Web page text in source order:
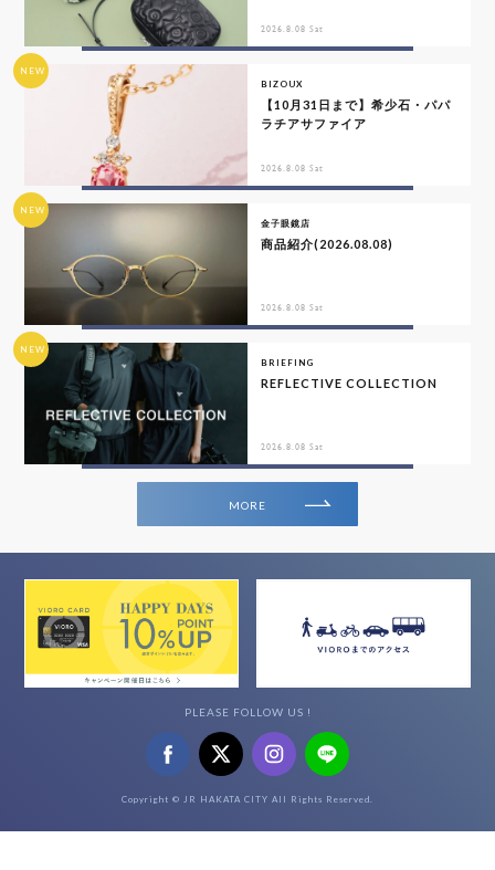
2026.8.08 Sat
NEW
BIZOUX
【10月31日まで】希少石・パパ
ラチアサファイア
2026.8.08 Sat
NEW
金子眼鏡店
商品紹介(2026.08.08)
2026.8.08 Sat
NEW
BRIEFING
REFLECTIVE COLLECTION
2026.8.08 Sat
MORE
PLEASE FOLLOW US !
Copyright © JR HAKATA CITY All Rights Reserved.